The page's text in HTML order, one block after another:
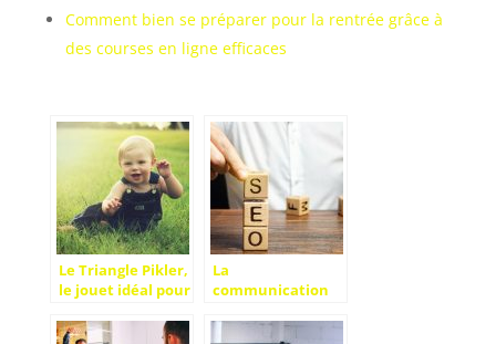
Comment bien se préparer pour la rentrée grâce à
des courses en ligne efficaces
Le Triangle Pikler,
le jouet idéal pour
La
communication
importante